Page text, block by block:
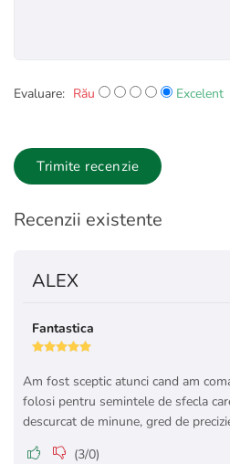
Evaluare: Rău Excelent
Trimite recenzie
Recenzii existente
Fantastica
ALEX
Am fost sceptic atunci cand am
folosi pentru semintele de sfecla
descurcat de minune, gred de
(3/0)